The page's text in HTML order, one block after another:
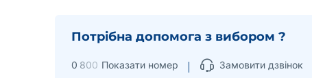
Потрібна допомога з вибором ?
0 800 Показати номер Замовити дзвінок